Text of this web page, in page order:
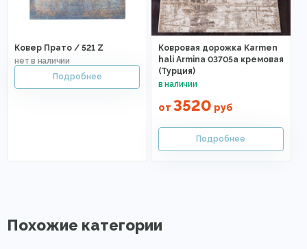
Ковер Прато / 521 Z
Ковровая дорожка Karmen
hali Armina 03705a кремовая
(Турция)
от 3520 руб
Похожие категории